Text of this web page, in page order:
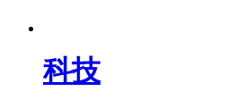
科技